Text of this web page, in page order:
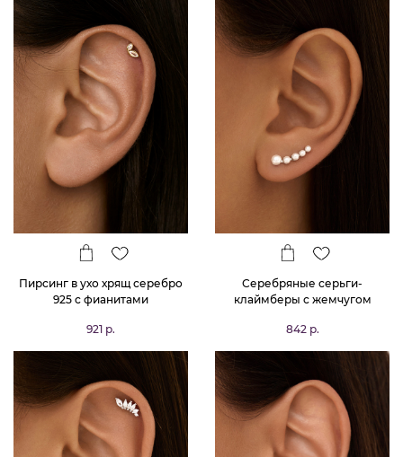
Пирсинг в ухо хрящ серебро
925 с фианитами
921 р.
Серебряные серьги-
клаймберы с жемчугом
842 р.